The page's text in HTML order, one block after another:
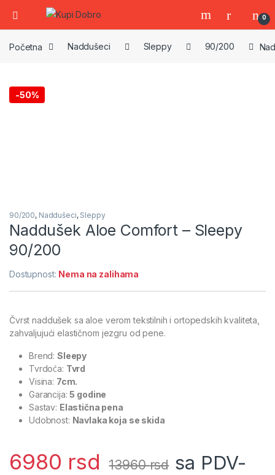
0
Početna Naddušeci Sleppy 90/200
-50%
90/200, Naddušeci, Sleppy
Naddušek Aloe Comfort – Sleepy
90/200
Dostupnost: Nema na zalihama
Čvrst naddušek sa aloe verom tekstilnih i ortopedskih kvaliteta,
zahvaljujući elastičnom jezgru od pene.
Brend:Sleepy
Tvrdoća: Tvrd
Visina: 7cm.
Garancija:5 godine
Sastav: Elastična pena
Udobnost: Navlaka koja se skida
6980 rsd 13960rsd sa PDV-